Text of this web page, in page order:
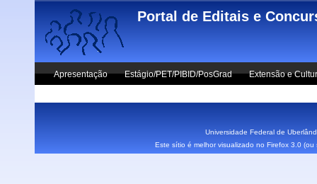
Skip to main content
Portal de Editais e
Apresentação Estágio/PET/PIBID/PosGrad Extensão e
Universidade Federal de
Este sítio é melhor visualizado no Firefox 3.0